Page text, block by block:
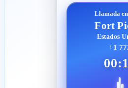
Llamada
Fort
Estados
+1